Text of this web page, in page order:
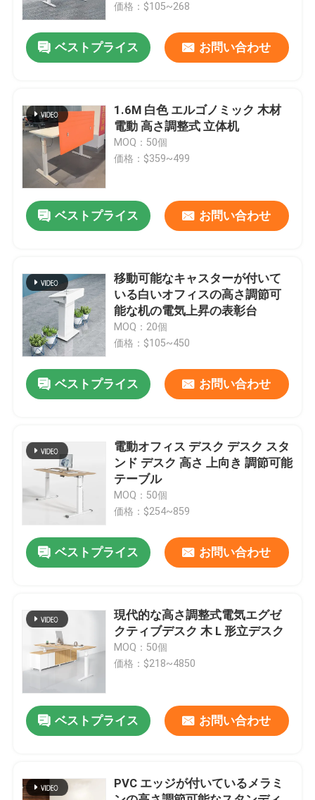
家へ
私たちについて
工場見学
品質管理
お問い合わせ
ニュース
事件
オフィスワークステーションデスク
価格：$105~268
ベストプライス お問い合わせ
1.6M 白色 エルゴノミック 木材
電動 高さ調整式 立体机
MOQ：50個
価格：$359~499
ベストプライス お問い合わせ
移動可能なキャスターが付いて
いる白いオフィスの高さ調節可
能な机の電気上昇の表彰台
MOQ：20個
価格：$105~450
ベストプライス お問い合わせ
電動オフィス デスク デスク スタ
ンド デスク 高さ 上向き 調節可能
テーブル
MOQ：50個
価格：$254~859
ベストプライス お問い合わせ
現代的な高さ調整式電気エグゼ
クティブデスク 木 L 形立デスク
MOQ：50個
価格：$218~4850
ベストプライス お問い合わせ
PVC エッジが付いているメラミ